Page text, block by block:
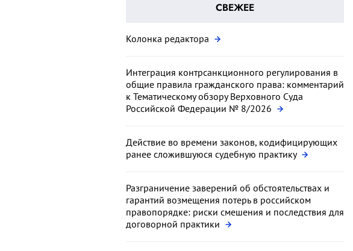
СВЕЖЕЕ
Колонка редактора
Интеграция контрсанкционного регулирования в
общие правила гражданского права: комментарий
к Тематическому обзору Верховного Суда
Российской Федерации № 8/2026
Действие во времени законов, кодифицирующих
ранее сложившуюся судебную практику
Разграничение заверений об обстоятельствах и
гарантий возмещения потерь в российском
правопорядке: риски смешения и последствия для
договорной практики